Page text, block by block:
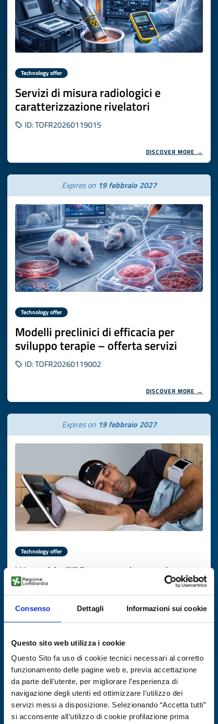
Consenso Dettagli Informazioni sui cookie
Questo sito web utilizza i cookie
Questo Sito fa uso di cookie tecnici necessari al corretto
funzionamento delle pagine web e, previa accettazione
da parte dell’utente, per migliorare l’esperienza di
navigazione degli utenti ed ottimizzare l’utilizzo dei
servizi messi a disposizione. Selezionando “Accetta tutti”
si acconsente all’utilizzo di cookie profilazione prima
Technology offer
Servizi di misura radiologici e
caratterizzazione rivelatori
ID: TOFR20260119015
DISCOVER MORE →
Expires on 19 febbraio 2027
Technology offer
Modelli preclinici di efficacia per
sviluppo terapie – offerta servizi
ID: TOFR20260119002
DISCOVER MORE →
Expires on 19 febbraio 2027
Technology offer
Wearable EEG per monitoraggio
remoto di lunga durata
ID: TOCH20260121002
Expires on19 febbraio 2027